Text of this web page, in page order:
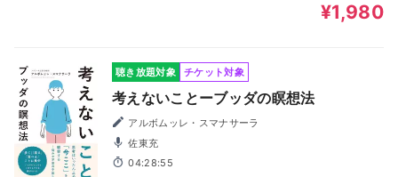
¥1,980
聴き放題対象 チケット対象
考えないことーブッダの瞑想法
アルボムッレ・スマナサーラ
佐東充
04:28:55